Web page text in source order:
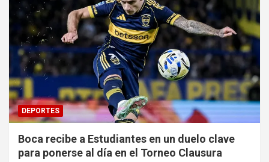
DEPORTES
Boca recibe a Estudiantes en un duelo clave
para ponerse al día en el Torneo Clausura